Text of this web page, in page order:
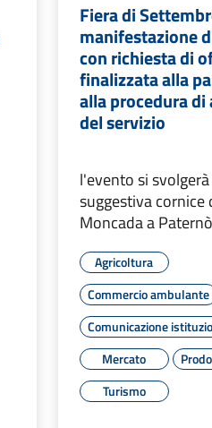
Fiera di
manifestazione
con richiesta di
finalizzata alla
alla procedura
del servizio
l'evento si
suggestiva cornice
Moncada a Paternò
Agricoltura
Commercio ambulante
Comunicazione
Mercato
Turismo